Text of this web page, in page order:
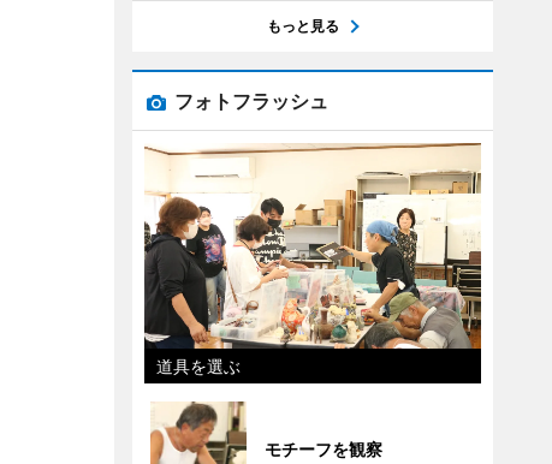
もっと見る
フォトフラッシュ
道具を選ぶ
モチーフを観察